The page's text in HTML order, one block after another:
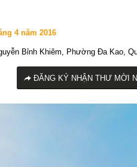
4 năm 2016
Bỉnh Khiêm, Phường Đa Kao,
ĐĂNG KÝ NHẬN THƯ MỜI